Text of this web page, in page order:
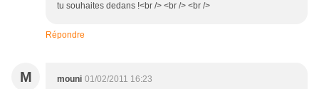
tu souhaites dedans !<br /> <br /> <br />
Répondre
M mouni 01/02/2011 16:23